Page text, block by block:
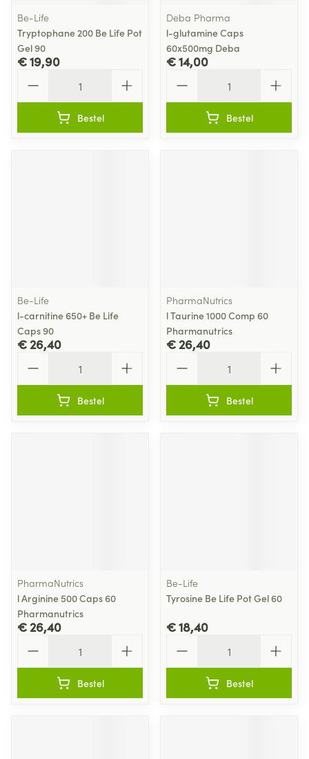
Be-Life
Tryptophane 200 Be Life Pot
Gel 90
€ 19,90
Bestel
Deba Pharma
l-glutamine Caps
60x500mg Deba
€ 14,00
Bestel
Be-Life
l-carnitine 650+ Be Life
Caps 90
€ 26,40
Bestel
PharmaNutrics
l Taurine 1000 Comp 60
Pharmanutrics
€ 26,40
Bestel
PharmaNutrics
l Arginine 500 Caps 60
Pharmanutrics
€ 26,40
Bestel
Be-Life
Tyrosine Be Life Pot Gel 60
€ 18,40
Bestel